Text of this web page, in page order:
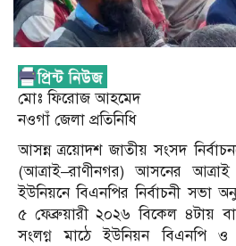
মোঃ ফিরোজ আহমেদ
নওগাঁ জেলা প্রতিনিধি
আসন্ন ত্রয়োদশ জাতীয় সংসদ
(আত্রাই–রাণীনগর) আসনের
ইউনিয়নে বিএনপির নির্বাচনী সভা
৫ ফেব্রুয়ারী ২০২৬ বিকেল ৪টায়
সংলগ্ন মাঠে ইউনিয়ন বিএনপি ও